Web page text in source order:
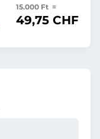
15.000 Ft =
49,75 CHF